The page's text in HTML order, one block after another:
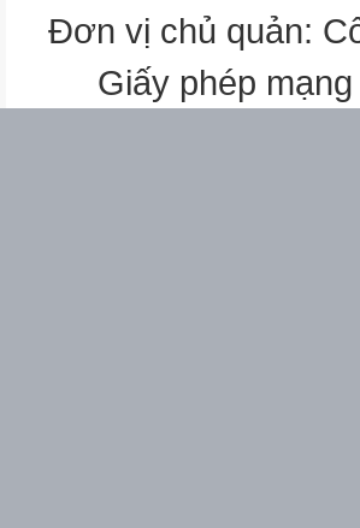
Đơn vị chủ quản:
Giấy phép